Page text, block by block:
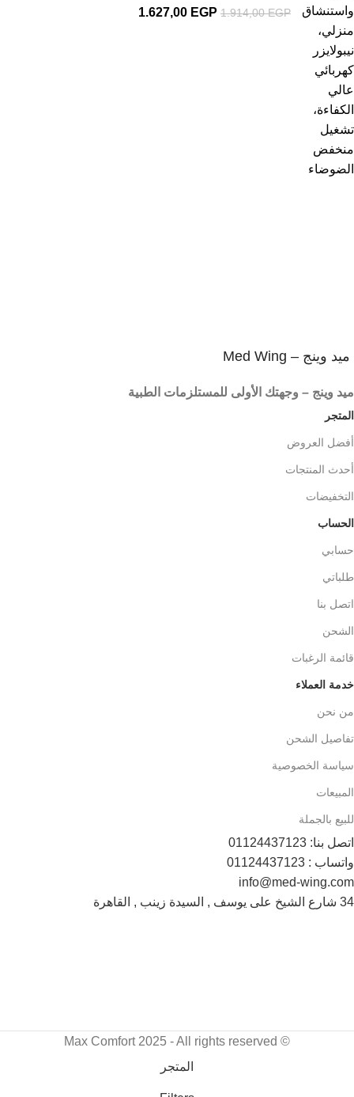
1.914,00EGP
1.627,00 EGP
ميد وينج – Med Wing
ميد وينج – وجهتك الأولى للمستلزمات الطبية
المتجر
أفضل العروض
أحدث المنتجات
التخفيضات
الحساب
حسابي
طلباتي
اتصل بنا
الشحن
قائمة الرغبات
خدمة العملاء
من نحن
تفاصيل الشحن
سياسة الخصوصية
المبيعات
للبيع بالجملة
اتصل بنا: 01124437123
واتساب : 01124437123
info@med-wing.com
34 شارع الشيخ على يوسف , السيدة زينب , القاهرة
© Max Comfort 2025 - All rights reserved
المتجر